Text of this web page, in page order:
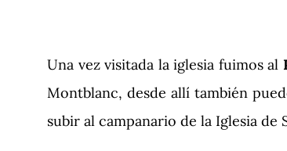
Una vez visitada la iglesia fuimos al
Montblanc, desde allí también
subir al campanario de la Iglesia de